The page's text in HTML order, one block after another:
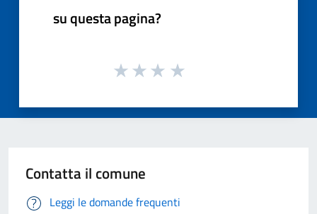
su questa pagina?
Contatta il comune
Leggi le domande frequenti